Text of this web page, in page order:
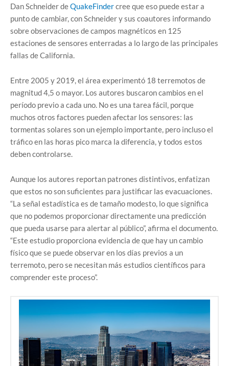
Dan Schneider deQuakeFindercree que eso puede estar a
punto de cambiar, con Schneider y sus coautores informando
sobre observaciones de campos magnéticos en 125
estaciones de sensores enterradas a lo largo de las principales
fallas de California.
Entre 2005 y 2019, el área experimentó 18 terremotos de
magnitud 4,5 o mayor. Los autores buscaron cambios en el
período previo a cada uno. No es una tarea fácil, porque
muchos otros factores pueden afectar los sensores: las
tormentas solares son un ejemplo importante, pero incluso el
tráfico en las horas pico marca la diferencia, y todos estos
deben controlarse.
Aunque los autores reportan patrones distintivos, enfatizan
que estos no son suficientes para justificar las evacuaciones.
“La señal estadística es de tamaño modesto, lo que significa
que no podemos proporcionar directamente una predicción
que pueda usarse para alertar al público”, afirma el documento.
“Este estudio proporciona evidencia de que hay un cambio
físico que se puede observar en los días previos a un
terremoto, pero se necesitan más estudios científicos para
comprender este proceso”.